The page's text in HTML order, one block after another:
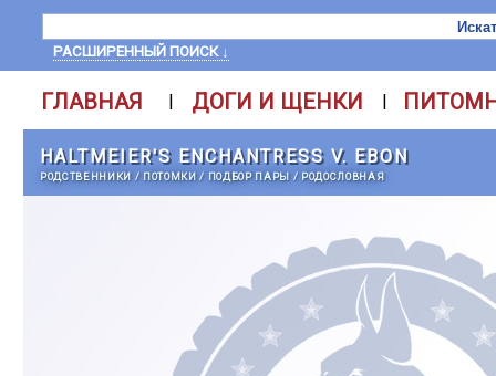
РАСШИРЕННЫЙ ПОИСК ↓
ГЛАВНАЯ | ДОГИ И ЩЕНКИ |
HALTMEIER'S ENCHANTRESS V. EBON
РОДСТВЕННИКИ / ПОТОМКИ/ ПОДБОР ПАРЫ / РОДОСЛОВНАЯ